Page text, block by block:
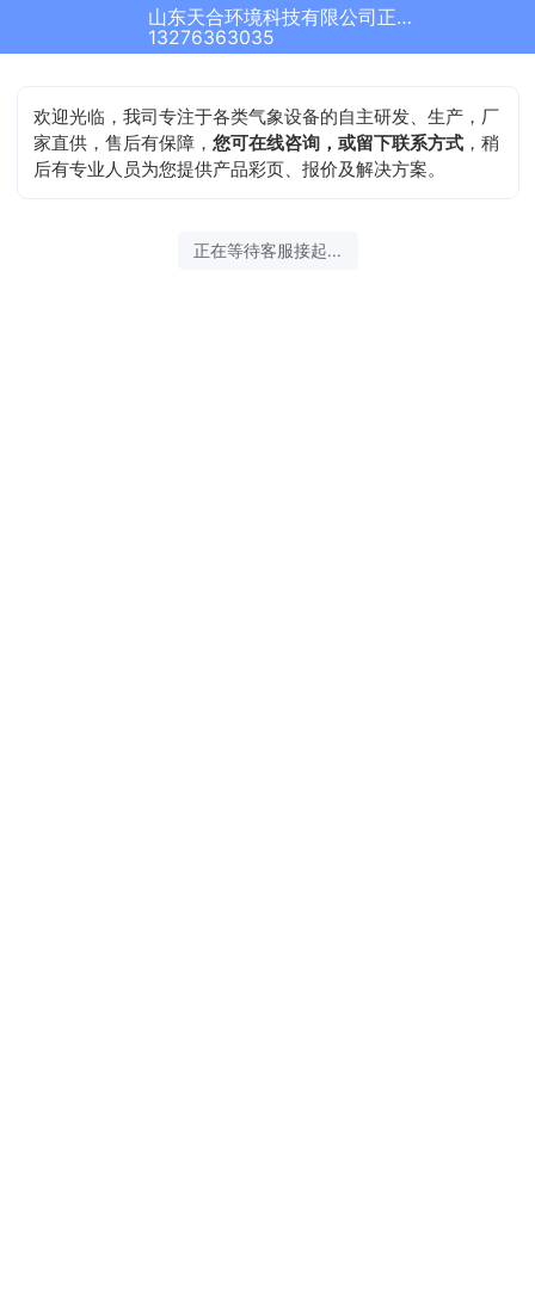
山东天合环境科技有限公司正在为您服务
13276363035
欢迎光临，我司专注于各类气象设备的自主研发、生产，厂
家直供，售后有保障，您可在线咨询，或留下联系方式 ，稍
后有专业人员为您提供产品彩页、报价及解决方案。
正在等待客服接起...